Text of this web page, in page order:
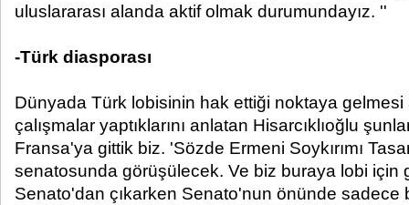
uluslararası alanda aktif olmak durumundayız. ''
-Türk diasporası
Dünyada Türk lobisinin hak ettiği noktaya gelmesi
çalışmalar yaptıklarını anlatan Hisarcıklıoğlu
Fransa'ya gittik biz. 'Sözde Ermeni Soykırımı
senatosunda görüşülecek. Ve biz buraya lobi için
Senato'dan çıkarken Senato'nun önünde sadece